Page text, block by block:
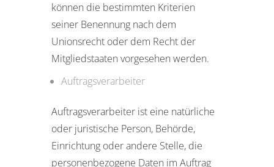
können die bestimmten Kriterien
seiner Benennung nach dem
Unionsrecht oder dem Recht der
Mitgliedstaaten vorgesehen werden.
Auftragsverarbeiter
Auftragsverarbeiter ist eine natürliche
oder juristische Person, Behörde,
Einrichtung oder andere Stelle, die
personenbezogene Daten im Auftrag